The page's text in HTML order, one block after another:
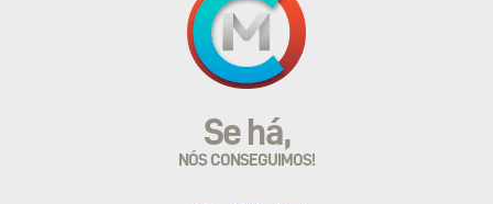
Se há,
NÓS CONSEGUIMOS!